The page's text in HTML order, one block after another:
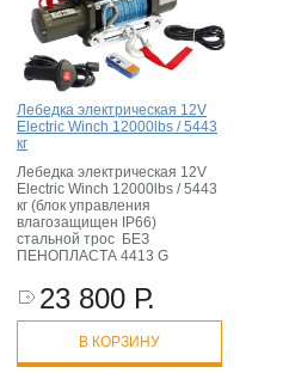
Лебедка электрическая 12V
Electric Winch 12000lbs / 5443
кг
Лебедка электрическая 12V
Electric Winch 12000lbs / 5443
кг (блок управления
влагозащищен IP66)
стальной трос БЕЗ
ПЕНОПЛАСТА 4413 G
23 800 Р.
В КОРЗИНУ